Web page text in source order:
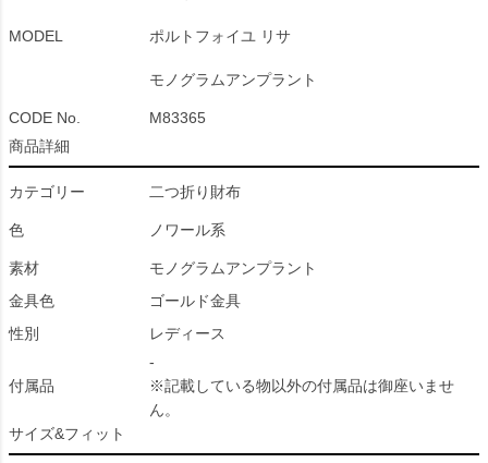
MODEL ポルトフォイユ リサ
モノグラムアンプラント
CODE No.
M83365
商品詳細
カテゴリー 二つ折り財布
色 ノワール系
素材
モノグラムアンプラント
金具色
ゴールド金具
性別
レディース
付属品
-
※記載している物以外の付属品は御座いませ
ん。
サイズ&フィット